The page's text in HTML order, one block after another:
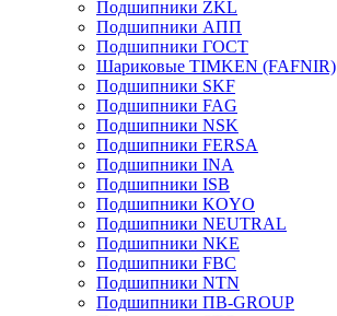
Подшипники ZKL
Подшипники АПП
Подшипники ГОСТ
Шариковые ТІMKEN (FAFNIR)
Подшипники SKF
Подшипники FAG
Подшипники NSK
Подшипники FERSA
Подшипники INA
Подшипники ISB
Подшипники KOYO
Подшипники NEUTRAL
Подшипники NKE
Подшипники FBC
Подшипники NTN
Подшипники ПВ-GROUP